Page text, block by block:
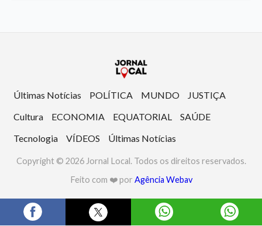
Últimas Notícias POLÍTICA MUNDO
JUSTIÇA
Cultura
ECONOMIA EQUATORIAL
SAÚDE
Tecnologia
VÍDEOS Últimas Notícias
Copyright © 2026 Jornal Local. Todos os direitos reservados.
Feito com ❤️ por Agência Webav
 português